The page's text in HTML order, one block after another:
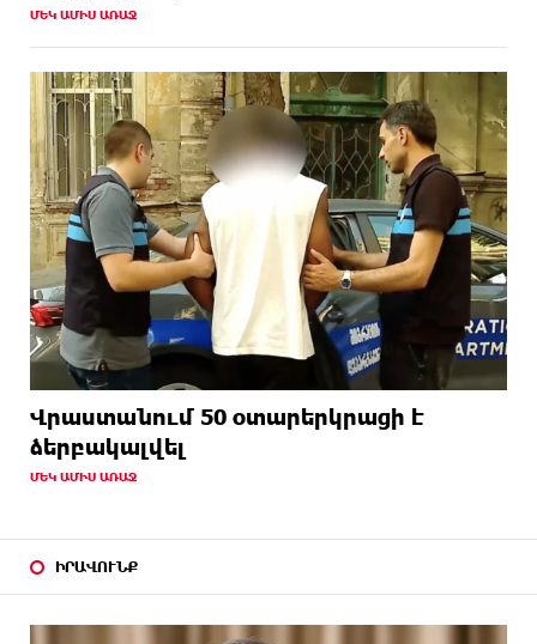
ՄԵԿ ԱՄԻՍ ԱՌԱՋ
Վրաստանում 50 օտարերկրացի է
ձերբակալվել
ՄԵԿ ԱՄԻՍ ԱՌԱՋ
ԻՐԱՎՈՒՆՔ